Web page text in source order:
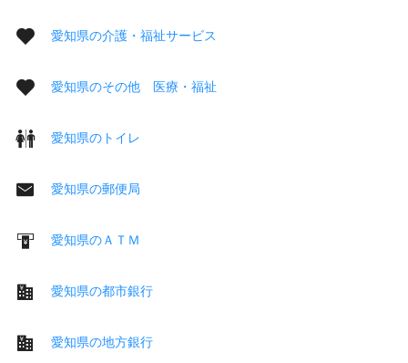
愛知県の介護・福祉サービス
愛知県のその他 医療・福祉
愛知県のトイレ
愛知県の郵便局
愛知県のＡＴＭ
愛知県の都市銀行
愛知県の地方銀行